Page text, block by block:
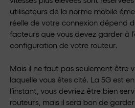
utilisateurs de la norme mobile
réelle de votre connexion dépend
facteurs que vous devez garder à
configuration de votre routeur.
Mais il ne faut pas seulement être
laquelle vous êtes cité. La 5G est
l’instant, vous devriez être bien
routeurs, mais il sera bon de